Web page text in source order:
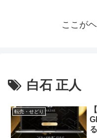
ここが
白石 正人
転売・せどり